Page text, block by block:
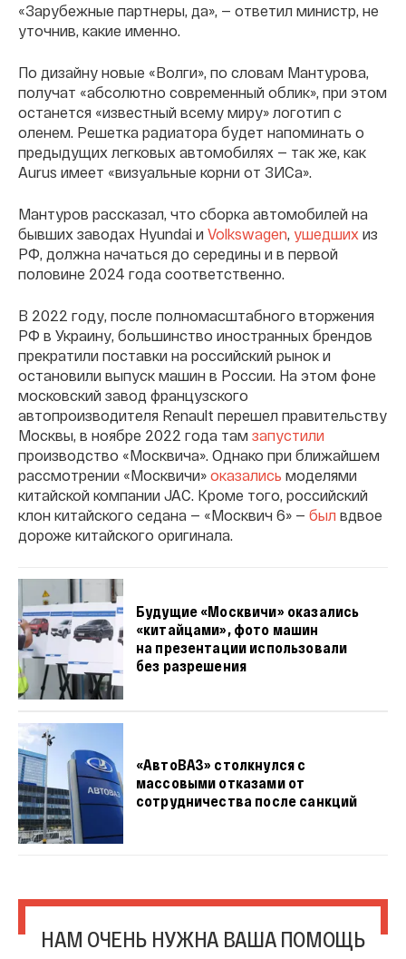
«Зарубежные партнеры, да», — ответил министр, не
уточнив, какие именно.
По дизайну новые «Волги», по словам Мантурова,
получат «абсолютно современный облик», при этом
останется «известный всему миру» логотип с
оленем. Решетка радиатора будет напоминать о
предыдущих легковых автомобилях — так же, как
Aurus имеет «визуальные корни от ЗИСа».
Мантуров рассказал, что сборка автомобилей на
бывших заводах Hyundai и Volkswagen ушедших из
РФ, должна начаться до середины и в первой
половине 2024 года соответственно.
В 2022 году, после полномасштабного вторжения
РФ в Украину, большинство иностранных брендов
прекратили поставки на российский рынок и
остановили выпуск машин в России. На этом фоне
московский завод французского
автопроизводителя Renault перешел правительству
Москвы, в ноябре 2022 года там запустили
производство «Москвича». Однако при ближайшем
рассмотрении «Москвичи» оказались моделями
китайской компании JAC. Кроме того, российский
клон китайского седана — «Москвич 6» — был вдвое
дороже китайского оригинала.
Будущие «Москвичи» оказались
«китайцами», фото машин
на презентации использовали
без разрешения
«АвтоВАЗ» столкнулся с
массовыми отказами от
сотрудничества после санкций
НАМ ОЧЕНЬ НУЖНА ВАША ПОМОЩЬ